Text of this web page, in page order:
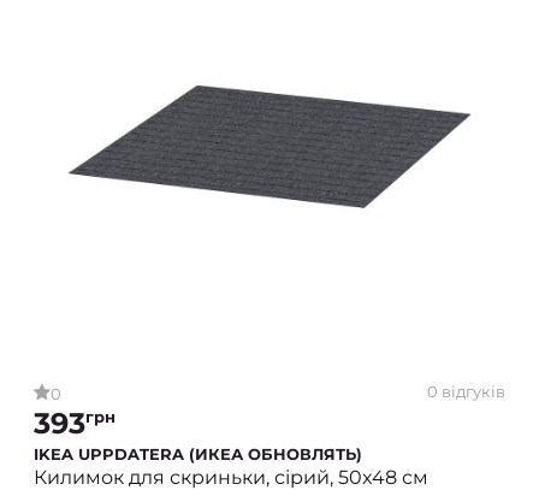
0 0 відгуків
393грн
IKEA UPPDATERA (ИКЕА ОБНОВЛЯТЬ)
Килимок для скриньки, сірий, 50x48 см